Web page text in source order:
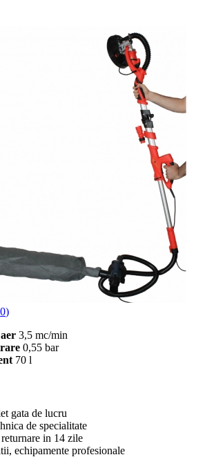
0)
3,5 mc/min
0,55 bar
70 l
gata de lucru
de specialitate
in 14 zile
echipamente profesionale